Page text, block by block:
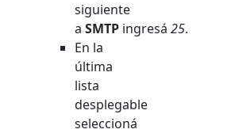
siguiente
a SMTP ingresá 25.
En la
última
lista
desplegable
seleccioná